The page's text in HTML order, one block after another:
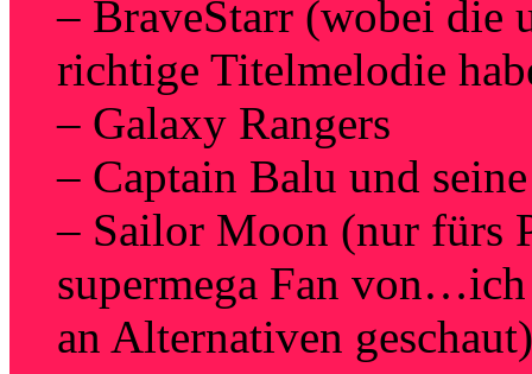
– BraveStarr (wobei die
richtige Titelmelodie
– Galaxy Rangers
– Captain Balu und
– Sailor Moon (nur fürs
supermega Fan
an Alternativen geschaut)